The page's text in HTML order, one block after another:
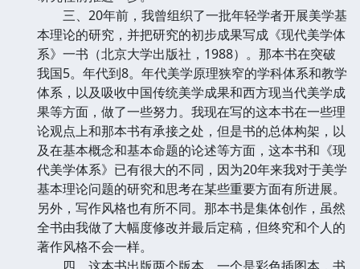
三、20年前，我曾组织了一批年轻学者开展美学基
本理论的研究，并把研究的初步成果写成《现代美学体
系》一书（北京大学出版社，1988）。那本书在突破
我国5。年代到8。年代美学原理狭窄的学科体系和教学
体系，以及吸收中国传统美学成果和西方现当代美学成
果等方面，做了一些努力。我现在写的这本书在一些理
论观点上和那本书有承接之处，但是书的总体构架，以
及在基本概念和基本命题的论述等方面，这本书和《现
代美学体系》已有很大的不同，因为20年来我对于美学
基本理论问题的研究和思考在某些重要方面有所进展。
另外，写作风格也有所不同。那本书是集体创作，虽然
全书由我做了大幅度修改并最后定稿，但终究和个人的
著作风格不会一样。